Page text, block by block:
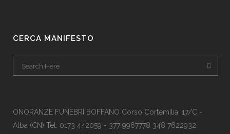
CERCA MANIFESTO
ONORANZE FUNEBRI BOFFANO Corso Cortemilia, 17/C -
Alba (CN) Tel. 0173 442059 - 377 9967778 348 7622932